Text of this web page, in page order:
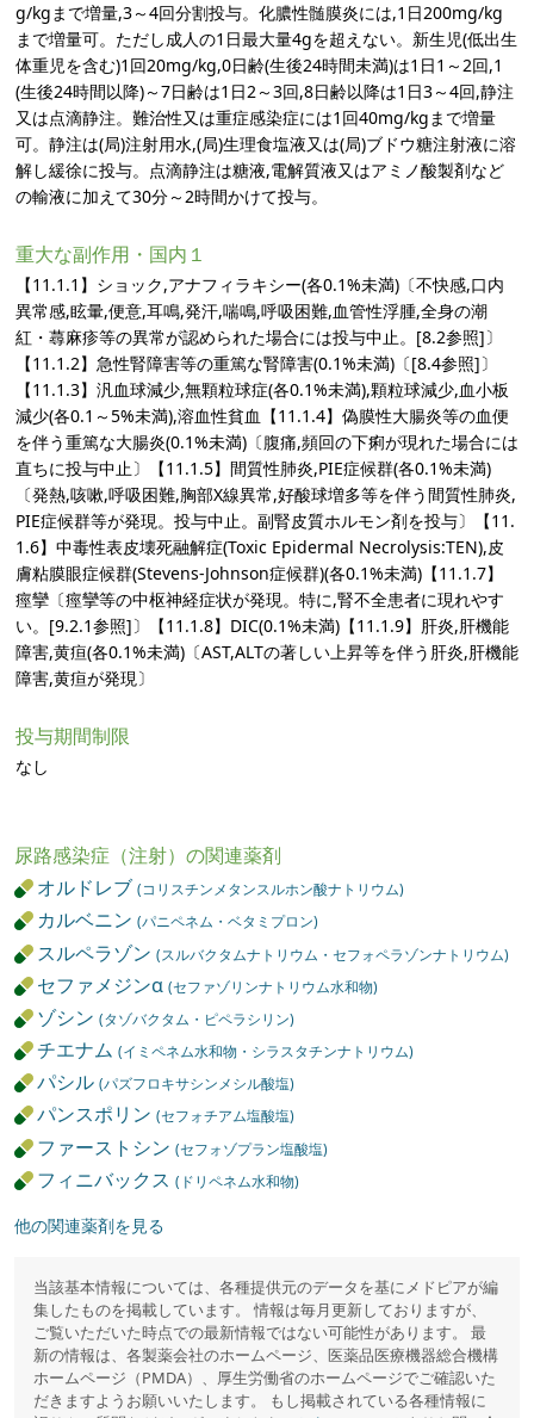
g/kgまで増量,3～4回分割投与。化膿性髄膜炎には,1日200mg/kg
まで増量可。ただし成人の1日最大量4gを超えない。新生児(低出生
体重児を含む)1回20mg/kg,0日齢(生後24時間未満)は1日1～2回,1
(生後24時間以降)～7日齢は1日2～3回,8日齢以降は1日3～4回,静注
又は点滴静注。難治性又は重症感染症には1回40mg/kgまで増量
可。静注は(局)注射用水,(局)生理食塩液又は(局)ブドウ糖注射液に溶
解し緩徐に投与。点滴静注は糖液,電解質液又はアミノ酸製剤など
の輸液に加えて30分～2時間かけて投与。
重大な副作用・国内１
【11.1.1】ショック,アナフィラキシー(各0.1%未満)〔不快感,口内
異常感,眩暈,便意,耳鳴,発汗,喘鳴,呼吸困難,血管性浮腫,全身の潮
紅・蕁麻疹等の異常が認められた場合には投与中止。[8.2参照]〕
【11.1.2】急性腎障害等の重篤な腎障害(0.1%未満)〔[8.4参照]〕
【11.1.3】汎血球減少,無顆粒球症(各0.1%未満),顆粒球減少,血小板
減少(各0.1～5%未満),溶血性貧血【11.1.4】偽膜性大腸炎等の血便
を伴う重篤な大腸炎(0.1%未満)〔腹痛,頻回の下痢が現れた場合には
直ちに投与中止〕【11.1.5】間質性肺炎,PIE症候群(各0.1%未満)
〔発熱,咳嗽,呼吸困難,胸部X線異常,好酸球増多等を伴う間質性肺炎,
PIE症候群等が発現。投与中止。副腎皮質ホルモン剤を投与〕【11.
1.6】中毒性表皮壊死融解症(Toxic Epidermal Necrolysis:TEN),皮
膚粘膜眼症候群(Stevens-Johnson症候群)(各0.1%未満)【11.1.7】
痙攣〔痙攣等の中枢神経症状が発現。特に,腎不全患者に現れやす
い。[9.2.1参照]〕【11.1.8】DIC(0.1%未満)【11.1.9】肝炎,肝機能
障害,黄疸(各0.1%未満)〔AST,ALTの著しい上昇等を伴う肝炎,肝機能
障害,黄疸が発現〕
投与期間制限
なし
尿路感染症（注射）の関連薬剤
オルドレブ(コリスチンメタンスルホン酸ナトリウム)
カルベニン(パニペネム・ベタミプロン)
スルペラゾン(スルバクタムナトリウム・セフォペラゾンナトリウム)
セファメジンα(セファゾリンナトリウム水和物)
ゾシン(タゾバクタム・ピペラシリン)
チエナム(イミペネム水和物・シラスタチンナトリウム)
パシル(パズフロキサシンメシル酸塩)
パンスポリン(セフォチアム塩酸塩)
ファーストシン(セフォゾプラン塩酸塩)
フィニバックス(ドリペネム水和物)
他の関連薬剤を見る
当該基本情報については、各種提供元のデータを基にメドピアが編
集したものを掲載しています。 情報は毎月更新しておりますが、
ご覧いただいた時点での最新情報ではない可能性があります。 最
新の情報は、各製薬会社のホームページ、医薬品医療機器総合機構
ホームページ（PMDA）、厚生労働省のホームページでご確認いた
だきますようお願いいたします。 もし掲載されている各種情報に